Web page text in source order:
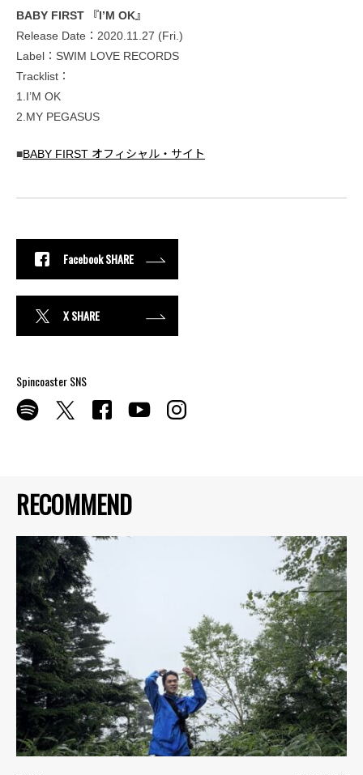
RECOMMEND
BABY FIRST 『I’M OK』
Release Date：2020.11.27 (Fri.)
Label：SWIM LOVE RECORDS
Tracklist：
1.I’M OK
2.MY PEGASUS
■BABY FIRST オフィシャル・サイト
Facebook SHARE
X SHARE
Spincoaster SNS